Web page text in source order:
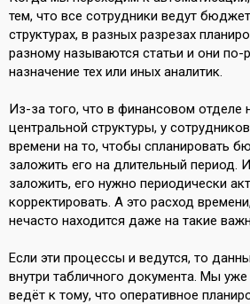
тем, что все сотрудники ведут
структурах, в разных разрезах
разному называются статьи и они
назначение тех или иных аналитик.
Из-за того, что в финансовом отделе
центральной структуры, у
времени на то, чтобы спланировать
заложить его на длительный
заложить, его нужно периодически
корректировать. А это расход
нечасто находится даже на такие
Если эти процессы и ведутся, то
внутри табличного документа. Мы
ведёт к тому, что оперативное